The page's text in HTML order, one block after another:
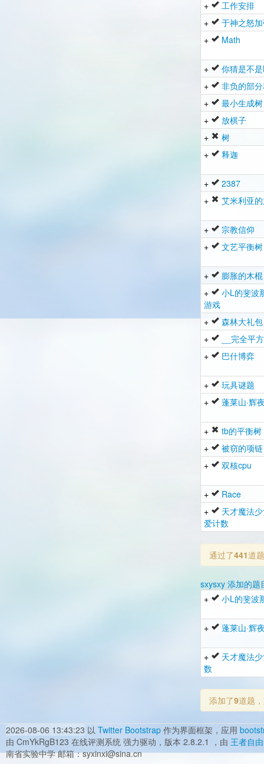
+
工作安排
+
于神之怒
+
Math
+
你猜是不
+
非负的部
+
最小生成树
+
放棋子
+
树
+
释迦
+
2387
+
艾米利亚
+
宗教信仰
+
文艺平衡树
+
膨胀的木棍
+
小L的斐波
游戏
+
森林大礼包
+
__完全平
+
巴什博弈
+
玩具谜题
+
蓬莱山·辉
+
tb的平衡树
+
被窃的项链
+
双核cpu
+
Race
+
天才魔法
爱计数
通过了441道
sxysxy 添加的题
+
小L的斐波
+ 蓬莱山·辉
+
天才魔法
数
添加了9道题
2026-08-06 13:43:23 以 Twitter Bootstrap 作为界面框架，应用
由 CmYkRgB123 在线评测系统 强力驱动，版本 2.8.2.1 ，由 王者自由
南省实验中学 邮箱：syxinxi@sina.cn